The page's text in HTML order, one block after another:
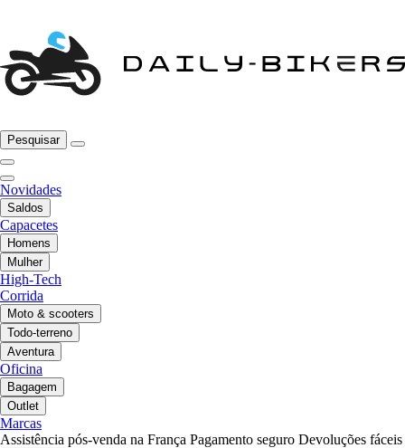
Pesquisar
Novidades
Saldos
Capacetes
Homens
Mulher
High-Tech
Corrida
Moto & scooters
Todo-terreno
Aventura
Oficina
Bagagem
Outlet
Marcas
Assistência pós-venda na França Pagamento seguro Devoluções fáceis